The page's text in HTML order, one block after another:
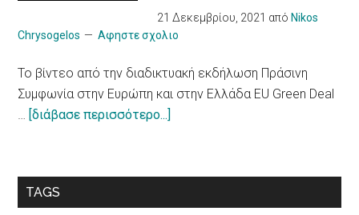
υπεύθυνο
μοντέλο
10
principles
on
sustainable
21 Δεκεμβρίου, 2021 από Nikos
Chrysogelos
Αφηστε σχολιο
To βίντεο από την διαδικτυακή εκδήλωση Πράσινη
Συμφωνία στην Ευρώπη και στην Ελλάδα EU Green Deal
… [διάβασε περισσότερο...]
από
TAGS